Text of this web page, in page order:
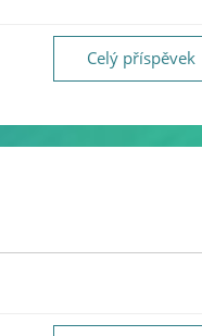
Celý příspěvek